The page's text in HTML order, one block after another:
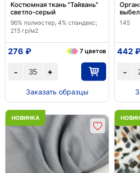
Костюмная ткань "Тайвань"
светло-серый
96% полиэстер, 4% спандекс;
215 гр/м2
+
-
276 ₽ 7 цветов
Заказать образцы
145
-
442
НОВИНКА